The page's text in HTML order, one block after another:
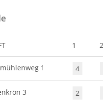
1 2
1 4
3 2